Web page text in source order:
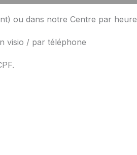
ou dans notre Centre par heure
visio / par téléphone